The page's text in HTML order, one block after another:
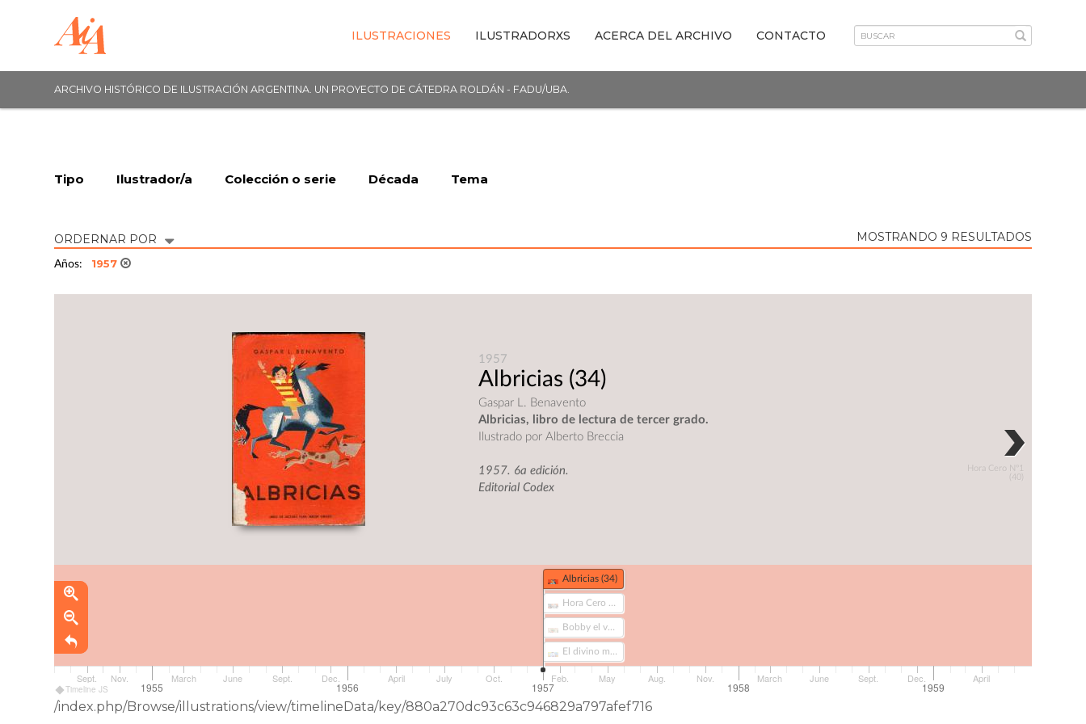
ILUSTRACIONES ILUSTRADORXS ACERCA DEL ARCHIVO CONTACTO
ARCHIVO HISTÓRICO DE ILUSTRACIÓN ARGENTINA. UN PROYECTO DE CÁTEDRA ROLDÁN - FADU/UBA.
Tipo Ilustrador/a Colección o serie Década Tema
ORDERNAR POR MOSTRANDO 9 RESULTADOS
Años: 1957
1957
Albricias (34)
Gaspar L. Benavento
Albricias, libro de lectura de tercer grado.
Ilustrado por Alberto Breccia
1957. 6a edición.
Editorial Codex
Hora Cero Nº1
(40)
Timeline JS
Albricias (34)
Ernie Pike. Desencuentro. (40-1)
Tía Vicenta Nº1 (338)
Avivato Nº189 (54)
El sexto hombre (628)
Continente blanco (644)
1955 1956 1957 1958 1959
Sept. Nov. March June Sept. Dec. April July Oct. Feb. May Aug. Nov. March June Sept. Dec. April
/index.php/Browse/illustrations/view/timelineData/key/880a270dc93c63c946829a797afef716